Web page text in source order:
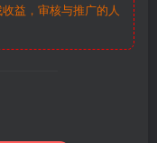
益，审核与推广的人